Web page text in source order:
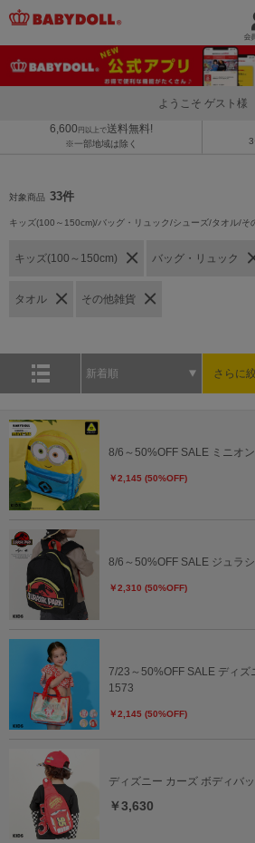
ようこそ ゲスト様
6,600 円以上で送料無料!
※一部地域は除く
3
対象商品 33件
キッズ(100～150cm)/バッグ・リュック/シューズ/タオル/そ
キッズ(100～150cm) バッグ・リュック
タオル その他雑貨
新着順 さらに
8/6～50%OFF SALE ミニオ
￥2,145 (50%OFF)
8/6～50%OFF SALE ジュラ
￥2,310 (50%OFF)
7/23～50%OFF SALE ディ
1573
￥2,145 (50%OFF)
ディズニー カーズ ボディバ
￥3,630